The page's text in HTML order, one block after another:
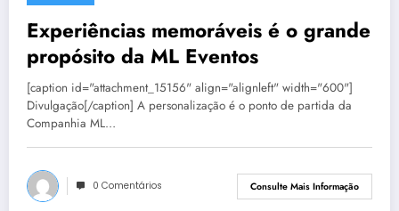
Experiências memoráveis é o grande
propósito da ML Eventos
[caption id="attachment_15156" align="alignleft" width="600"]
Divulgação[/caption] A personalização é o ponto de partida da
Companhia ML…
0 Comentários Consulte Mais Informação